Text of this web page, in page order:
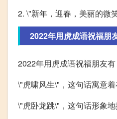
2. \"新年，迎春，美丽的微
2022年用虎成语祝福朋
2022年用虎成语祝福朋友有
\"虎啸风生\"，这句话寓意
\"虎卧龙跳\"，这句话形象